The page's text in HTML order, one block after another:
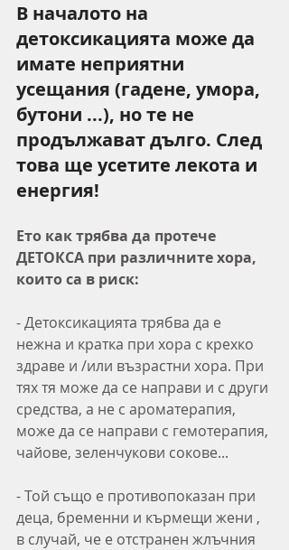
В началото на
детоксикацията може да
имате неприятни
усещания (гадене, умора,
бутони ...), но те не
продължават дълго. След
това ще усетите лекота и
енергия!
Ето как трябва да протече
ДЕТОКСА при различните хора,
които са в риск:
- Детоксикацията трябва да е
нежна и кратка при хора с крехко
здраве и /или възрастни хора. При
тях тя може да се направи и с други
средства, а не с ароматерапия,
може да се направи с гемотерапия,
чайове, зеленчукови сокове...
- Той също е противопоказан при
деца, бременни и кърмещи жени ,
в случай, че е отстранен жлъчния